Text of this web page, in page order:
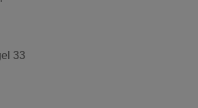
33